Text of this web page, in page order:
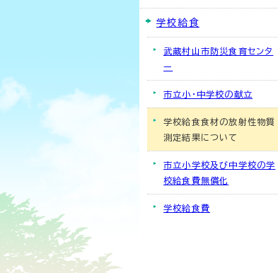
学校給食
武蔵村山市防災食育センタ
ー
市立小・中学校の献立
学校給食食材の放射性物質
測定結果について
市立小学校及び中学校の学
校給食費無償化
学校給食費